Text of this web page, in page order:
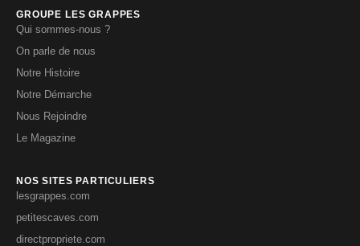
GROUPE LES GRAPPES
Qui sommes-nous ?
On parle de nous
Notre Histoire
Notre Démarche
Nous Rejoindre
Le Magazine
NOS SITES PARTICULIERS
lesgrappes.com
petitescaves.com
directpropriete.com